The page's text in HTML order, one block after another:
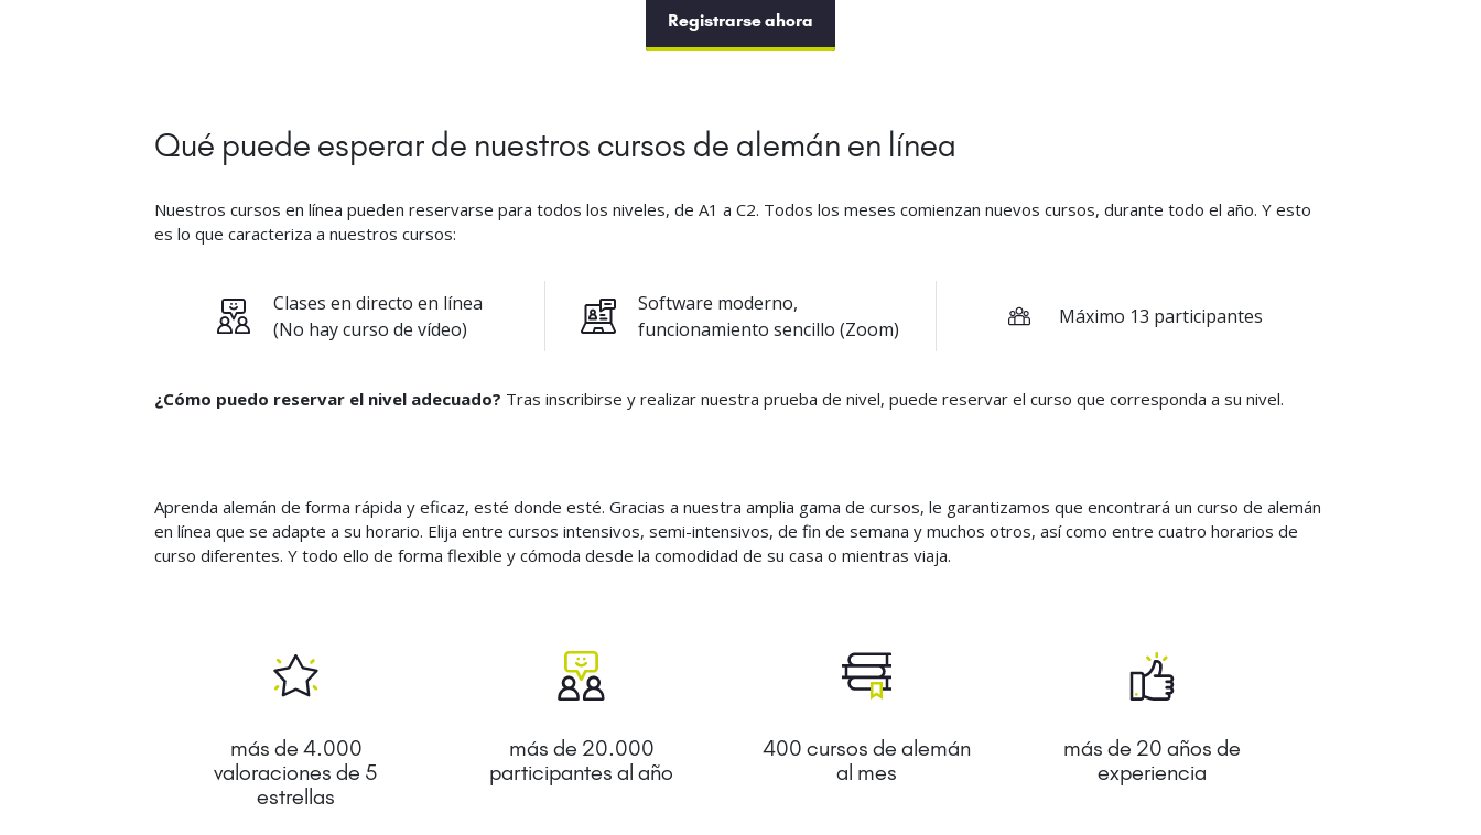
Registrarse ahora
Qué puede esperar de nuestros cursos de alemán en línea
Nuestros cursos en línea pueden reservarse para todos los niveles, de A1 a C2. Todos los meses comienzan nuevos cursos, durante todo el año. Y esto
es lo que caracteriza a nuestros cursos:
Clases en directo en línea
(No hay curso de vídeo)
Software moderno,
funcionamiento sencillo (Zoom)
Máximo 13 participantes
¿Cómo puedo reservar el nivel adecuado? Tras inscribirse y realizar nuestra prueba de nivel, puede reservar el curso que corresponda a su nivel.
Aprenda alemán de forma rápida y eficaz, esté donde esté. Gracias a nuestra amplia gama de cursos, le garantizamos que encontrará un curso de alemán
en línea que se adapte a su horario. Elija entre cursos intensivos, semi-intensivos, de fin de semana y muchos otros, así como entre cuatro horarios de
curso diferentes. Y todo ello de forma flexible y cómoda desde la comodidad de su casa o mientras viaja.
más de 4.000
valoraciones de 5
estrellas
más de 20.000
participantes al año
400 cursos de alemán
al mes
más de 20 años de
experiencia